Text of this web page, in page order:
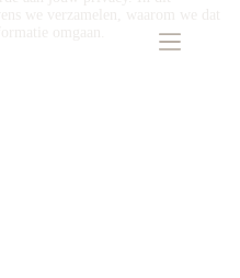
omgaan.